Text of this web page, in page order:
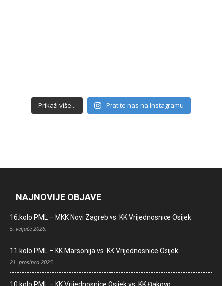
Prikaži više... Pratite nas na Instagramu
NAJNOVIJE OBJAVE
16.kolo PML – MKK Novi Zagreb vs. KK Vrijednosnice Osijek
5. veljače 2026.
11.kolo PML – KK Marsonija vs. KK Vrijednosnice Osijek
21. prosinca 2025.
10.kolo PML – KK Vrijednosnice Osijek vs. KK Đakovo